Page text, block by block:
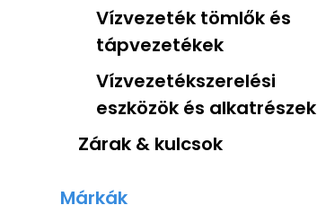
Vízvezeték tömlők és
tápvezetékek
Vízvezetékszerelési
eszközök és alkatrészek
Zárak & kulcsok
Márkák